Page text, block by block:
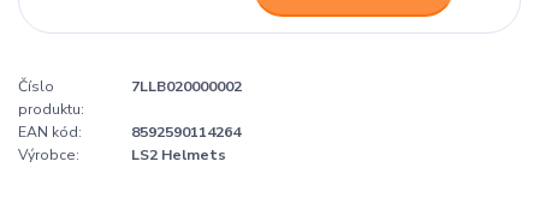
Číslo
produktu:
7LLB020000002
EAN kód:
8592590114264
Výrobce:
LS2 Helmets